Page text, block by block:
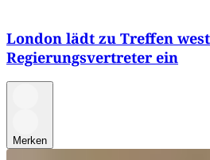
London lädt zu Treffen
Regierungsvertreter ein
Merken